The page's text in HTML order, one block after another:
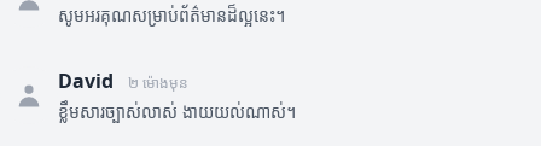
សូមអរគុណសម្រាប់ព័ត៌មានដ៏ល្អនេះ។
David ២ ម៉ោងមុន
ខ្លឹមសារច្បាស់លាស់ ងាយយល់ណាស់។